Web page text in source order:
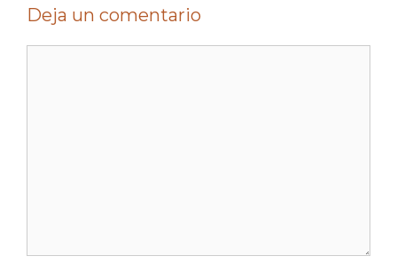
Deja un comentario